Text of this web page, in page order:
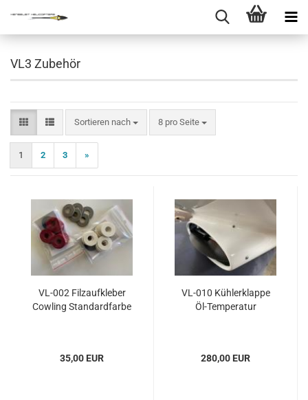
VL3 Zubehör
Sortieren nach
Sortieren nach 8 pro Seite
pro Seite
1 2 3 »
VL-002 Filzaufkleber
Cowling Standardfarbe
35,00 EUR
VL-010 Kühlerklappe
Öl-Temperatur
280,00 EUR